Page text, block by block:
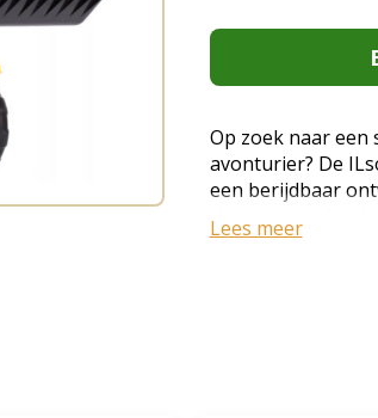
Op zoek naar
avonturier? De
een berijdbaar
claxon, zal je kind
gele bulldozer is
Lees meer